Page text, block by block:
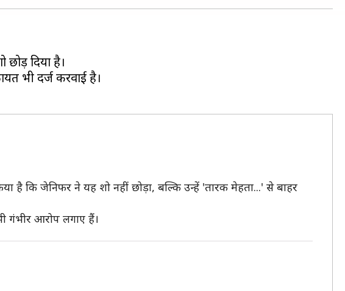
छोड़ दिया है।
भी दर्ज करवाई है।
है कि जेनिफर ने यह शो नहीं छोड़ा, बल्कि उन्हें 'तारक मेहता...' से बाहर
गंभीर आरोप लगाए हैं।